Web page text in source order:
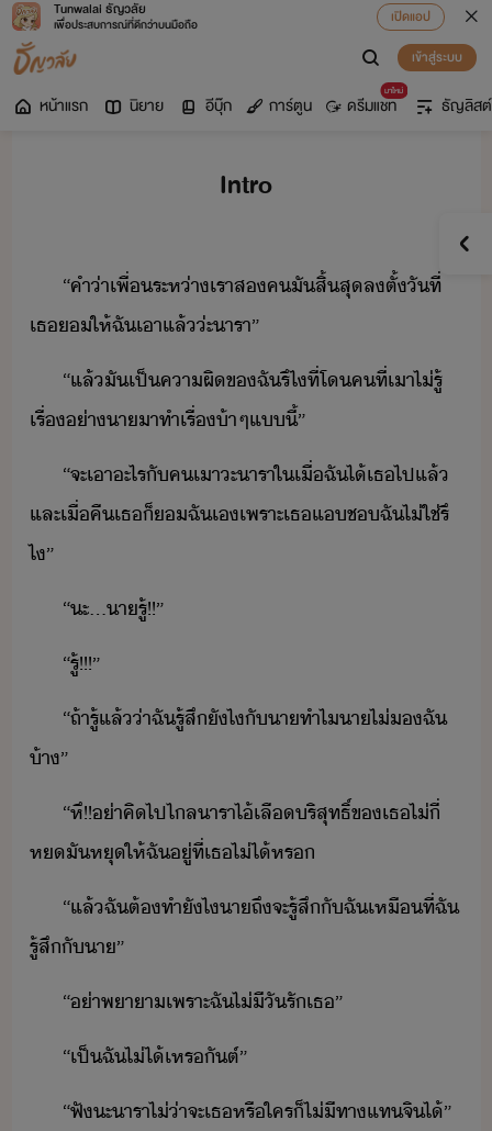
Tunwalai ธัญวลัย
เพื่อประสบการณ์ที่ดีกว่าบนมือถือ
เปิดแอป
เข้าสู่ระบบ
หน้าแรก นิยาย อีบุ๊ก การ์ตูน
มาใหม่
ดรีมแชท ธัญลิสต์
Intro
“​คำ​่า​เพื่​ระห่า​เรา​ส​ค​ั​สิ้สุล​ตั้​ัที่​
เธ​ให้​ฉั​เา​แล้​่ะ​ารา​”
“​แล้​ั​เป็คา​ผิ​ข​ฉั​รึ​ไ​ที่​โ​คที​่​เา​ไ่รู้​
เรื่​่า​า​าทำ​เรื่​้า​ๆ​แี้​”
“​จะ​เา​ะไร​ั​คเา​ะา​รา​ใเื่​ฉั​ไ้​เธ​ไป​แล้​
และ​เื่คื​เธ​็​​ฉั​เ​เพราะ​เธ​แ​ช​ฉั​ไ่ใช่​รึ​
ไ​”
“​ะ​…​า​รู้​!​!​”
“​รู้​!​!​!​”
“​ถ้า​รู้​แล้​่า​ฉั​รู้สึ​ัไ​ั​า​ทำไ​า​ไ่​​ฉั​
้า​”
“​หึ​!​!​่า​คิ​ไป​ไล​ารา​ไ้​เลื​ริสุทธิ์​ข​เธ​ไ่​ี่​
ห​ั​หุ​ให้​ฉั​ู่​ที่​เธ​ไ่ไ้​หร
“​แล้​ฉั​ต้​ทำ​ัไ​า​ถึ​จะ​รู้สึ​ั​ฉั​เหื​ที่​ฉั​
รู้สึ​ั​า​”
“​่า​พาา​เพราะ​ฉั​ไ่ีั​รั​เธ​”
“​เป็​ฉั​ไ่ไ้​เหร​ัต์​”
“​ฟั​ะ​ารา​ไ่่า​จะ​เธ​หรื​ใคร​็​ไ่ีทา​แท​จิ​ไ้​”